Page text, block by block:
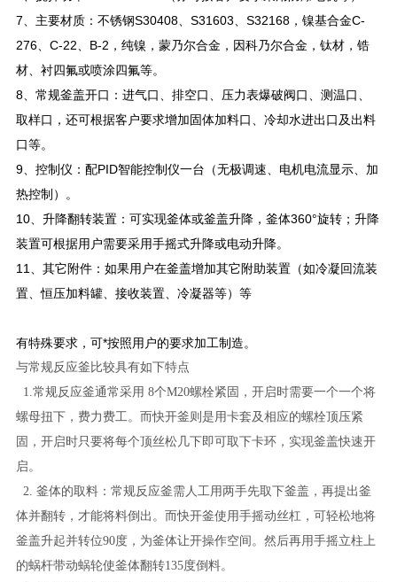
7 、主要材质：不锈钢S30408、S31603、S32168，镍基合金C-
276、C-22、B-2，纯镍，蒙乃尔合金，因科乃尔合金，钛材，锆
材、衬四氟或喷涂四氟等。
8、常规釜盖开口：进气口、排空口、压力表爆破阀口、测温口、
取样口，还可根据客户要求增加固体加料口、冷却水进出口及出料
口等。
9、控制仪：配PID智能控制仪一台（无极调速、电机电流显示、加
热控制）。
10、升降翻转装置：可实现釜体或釜盖升降，釜体360°旋转；升降
装置可根据用户需要采用手摇式升降或电动升降。
11
、其它附件：如果用户在釜盖增加其它附助装置（如冷凝回流装
置、恒压加料罐、接收装置、冷凝器等）等
有特殊要求，可*按照用户的要求加工制造。
与常规反应釜比较具有如下特点
1.常规反应釜通常采用 8个M20螺栓紧固，开启时需要一个一个将
螺母扭下，费力费工。而快开釜则是用卡套及相应的螺栓顶压紧
固，开启时只要将每个顶丝松几下即可取下卡环，实现釜盖快速开
启。
2. 釜体的取料：常规反应釜需人工用两手先取下釜盖，再提出釜
体并翻转，才能将料倒出。而快开釜使用手摇动丝杠，可轻松地将
釜盖升起并转位90度，为釜体让开操作空间。然后再用手摇立柱上
的蜗杆带动蜗轮使釜体翻转135度倒料。